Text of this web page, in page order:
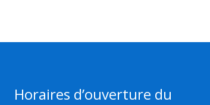
Horaires d’ouverture du